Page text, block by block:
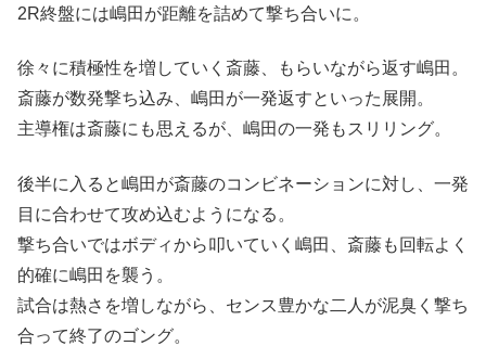
2R終盤には嶋田が距離を詰めて撃ち合いに。
徐々に積極性を増していく斎藤、もらいながら返す嶋田。
斎藤が数発撃ち込み、嶋田が一発返すといった展開。
主導権は斎藤にも思えるが、嶋田の一発もスリリング。
後半に入ると嶋田が斎藤のコンビネーションに対し、一発
目に合わせて攻め込むようになる。
撃ち合いではボディから叩いていく嶋田、斎藤も回転よく
的確に嶋田を襲う。
試合は熱さを増しながら、センス豊かな二人が泥臭く撃ち
合って終了のゴング。